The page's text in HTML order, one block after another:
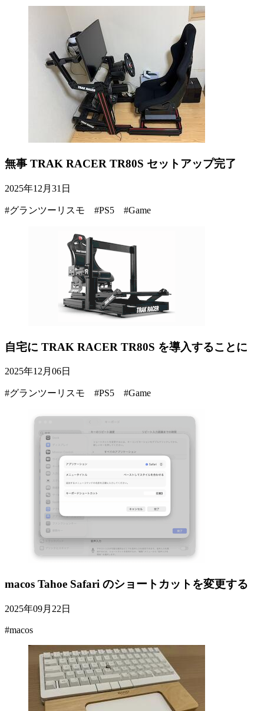
無事 TRAK RACER TR80S セットアップ完了
2025年12月31日
#グランツーリスモ #PS5 #Game
自宅に TRAK RACER TR80S を導入することに
2025年12月06日
#グランツーリスモ #PS5 #Game
macos Tahoe Safari のショートカットを変更する
2025年09月22日
#macos